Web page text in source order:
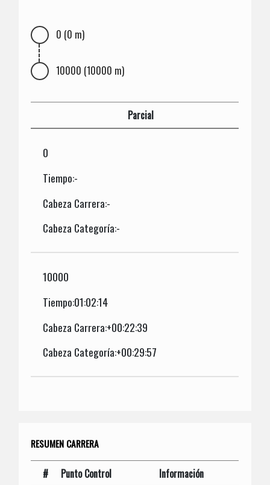
0 (0 m)
10000 (10000 m)
Parcial
0
Tiempo:-
Cabeza Carrera:-
Cabeza Categoría:-
10000
Tiempo:01:02:14
Cabeza Carrera:+00:22:39
Cabeza Categoría:+00:29:57
RESUMEN CARRERA
# Punto Control Información